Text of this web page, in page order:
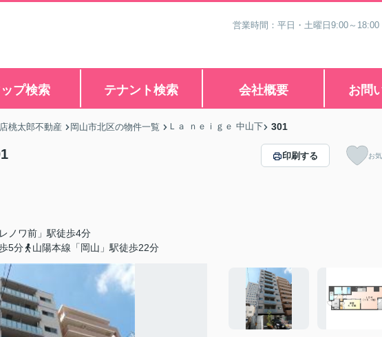
営業時間：平日・土曜日9:00～
プ検索 テナント検索 会社概要 お問
桃太郎不動産 岡山市北区の物件一覧 Ｌａ ｎｅｉｇｅ 中山下 301
ノワ前」駅徒歩4分
5分
山陽本線「岡山」駅徒歩22分
印刷する お